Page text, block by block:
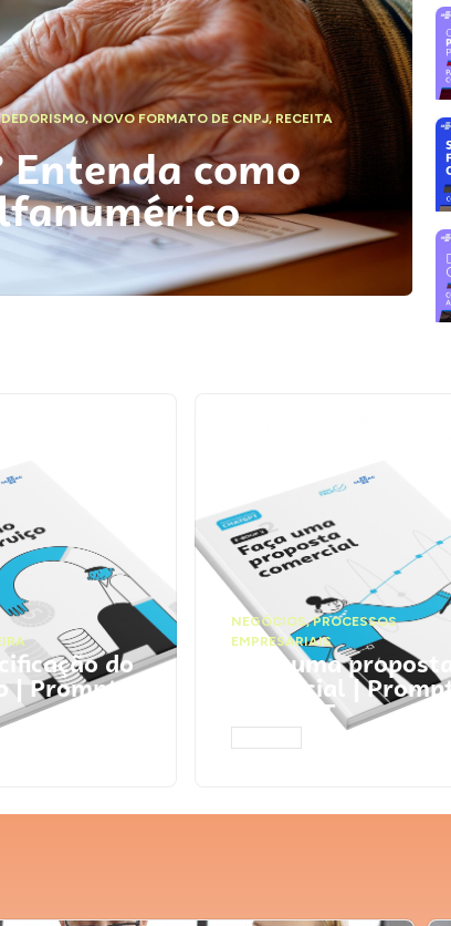
,NOVO FORMATO DE CNPJ,RECEITA
como
do
| Prompts
NEGÓCIOS,PROCESSOS
EMPRESARIAIS
Faça uma proposta
comercial |
ChatGPT